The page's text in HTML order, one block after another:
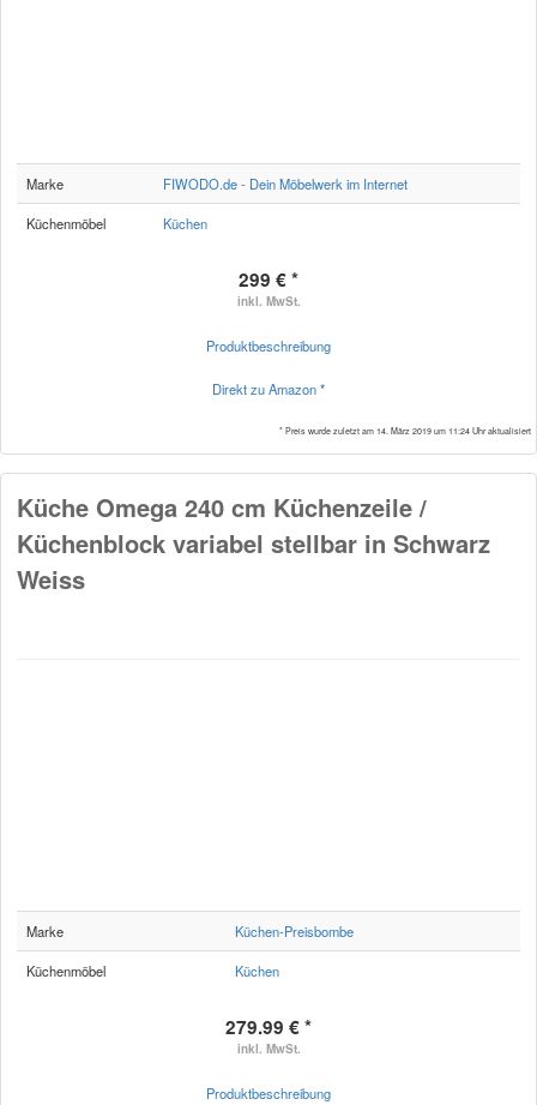
Marke FIWODO.de - Dein Möbelwerk im Internet
Küchenmöbel Küchen
299 € *
inkl. MwSt.
Produktbeschreibung
Direkt zu Amazon *
* Preis wurde zuletzt am 14. März 2019 um 11:24 Uhr aktualisiert
Küche Omega 240 cm Küchenzeile /
Küchenblock variabel stellbar in Schwarz
Weiss
Marke Küchen-Preisbombe
Küchenmöbel Küchen
279.99 € *
inkl. MwSt.
Produktbeschreibung